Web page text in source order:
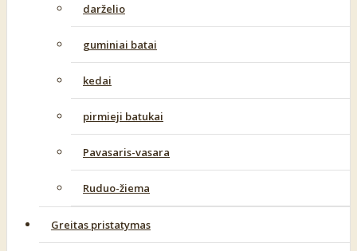
darželio
guminiai batai
kedai
pirmieji batukai
Pavasaris-vasara
Ruduo-žiema
Greitas pristatymas